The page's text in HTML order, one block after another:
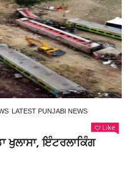
LATEST PUNJABI NEWS
Like
ਖੁਲਾਸਾ, ਇੰਟਰਲਾਕਿੰਗ